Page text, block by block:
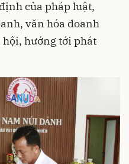
của pháp luật,
văn hóa doanh
hướng tới phát